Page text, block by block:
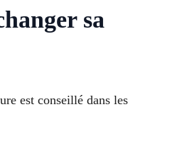
sa
est conseillé dans les